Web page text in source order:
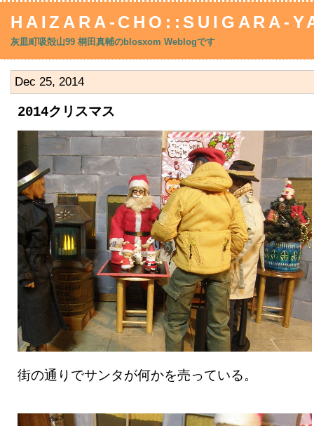
HAIZARA-CHO::SUIGARA-
灰皿町吸殻山99 桐田真輔のblosxom Weblogです
Dec 25, 2014
2014クリスマス
街の通りでサンタが何かを売っている。